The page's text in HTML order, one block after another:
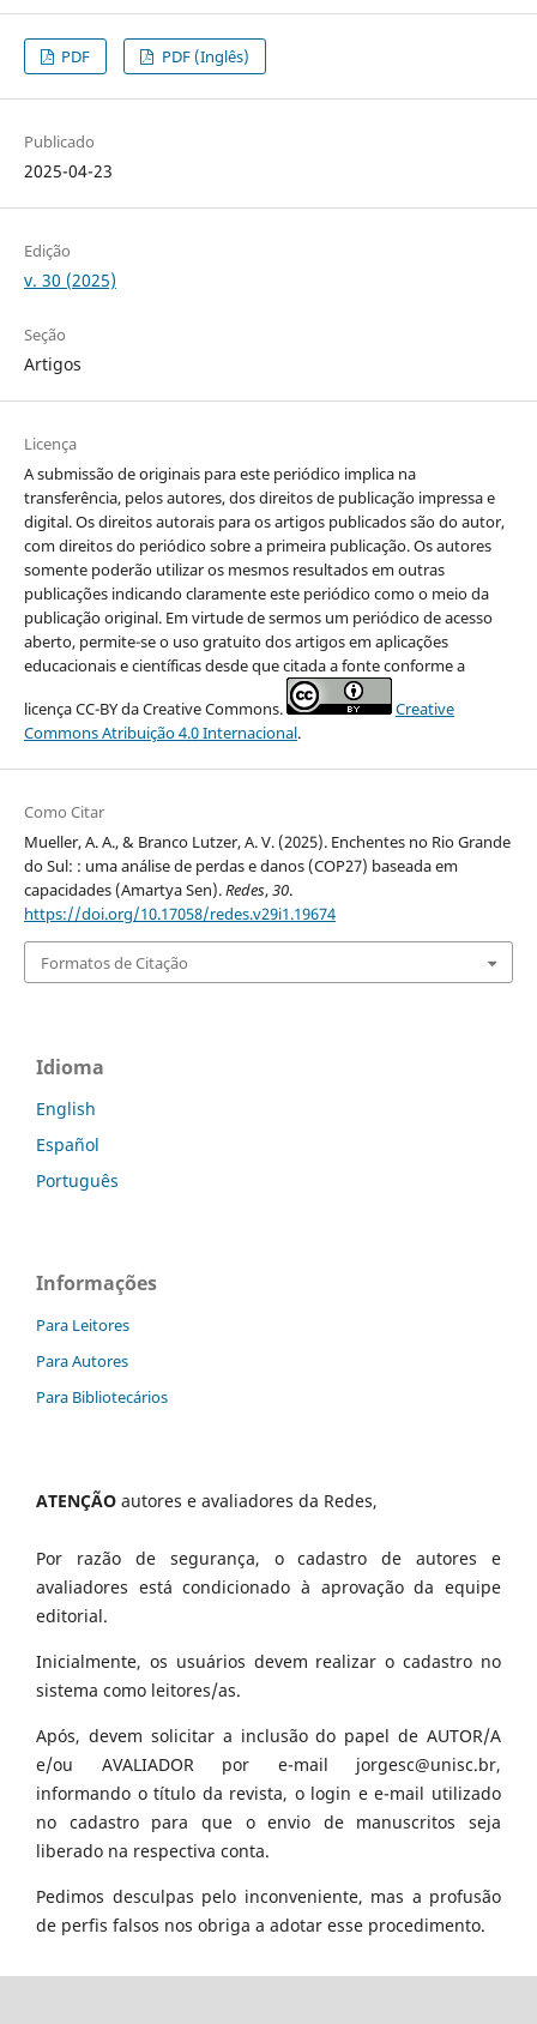
PDF PDF (Inglês)
Publicado
2025-04-23
Edição
v. 30 (2025)
Seção
Artigos
Licença
A submissão de originais para este periódico implica na
transferência, pelos autores, dos direitos de publicação impressa e
digital. Os direitos autorais para os artigos publicados são do autor,
com direitos do periódico sobre a primeira publicação. Os autores
somente poderão utilizar os mesmos resultados em outras
publicações indicando claramente este periódico como o meio da
publicação original. Em virtude de sermos um periódico de acesso
aberto, permite-se o uso gratuito dos artigos em aplicações
educacionais e científicas desde que citada a fonte conforme a
licença CC-BY da Creative Commons.
Creative
Commons Atribuição 4.0 Internacional.
Como Citar
Mueller, A. A., & Branco Lutzer, A. V. (2025). Enchentes no Rio Grande
do Sul: : uma análise de perdas e danos (COP27) baseada em
capacidades (Amartya Sen).Redes,30.
https://doi.org/10.17058/redes.v29i1.19674
Formatos de Citação
Idioma
English
Español
Português
Informações
Para Leitores
Para Autores
Para Bibliotecários
ATENÇÃO autores e avaliadores da Redes,
Por razão de segurança, o cadastro de autores e
avaliadores está condicionado à aprovação da equipe
editorial.
Inicialmente, os usuários devem realizar o cadastro no
sistema como leitores/as.
Após, devem solicitar a inclusão do papel de AUTOR/A
e/ou AVALIADOR por e-mail jorgesc@unisc.br,
informando o título da revista, o login e e-mail utilizado
no cadastro para que o envio de manuscritos seja
liberado na respectiva conta.
Pedimos desculpas pelo inconveniente, mas a profusão
de perfis falsos nos obriga a adotar esse procedimento.